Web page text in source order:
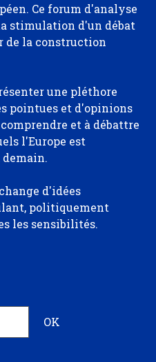
Ce forum d'analyse
stimulation d'un débat
de la construction
une pléthore
pointues et d'opinions
et à débattre
l'Europe est
d'idées
politiquement
les sensibilités.